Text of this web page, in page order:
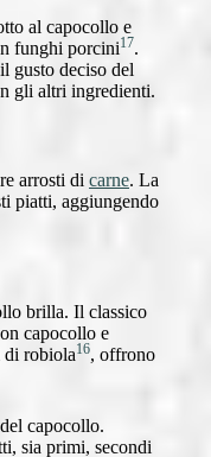
al capocollo e
funghi porcini17.
gusto deciso del
gli altri ingredienti.
arrosti di carne. La
piatti, aggiungendo
brilla. Il classico
capocollo e
robiola16, offrono
capocollo.
sia primi, secondi